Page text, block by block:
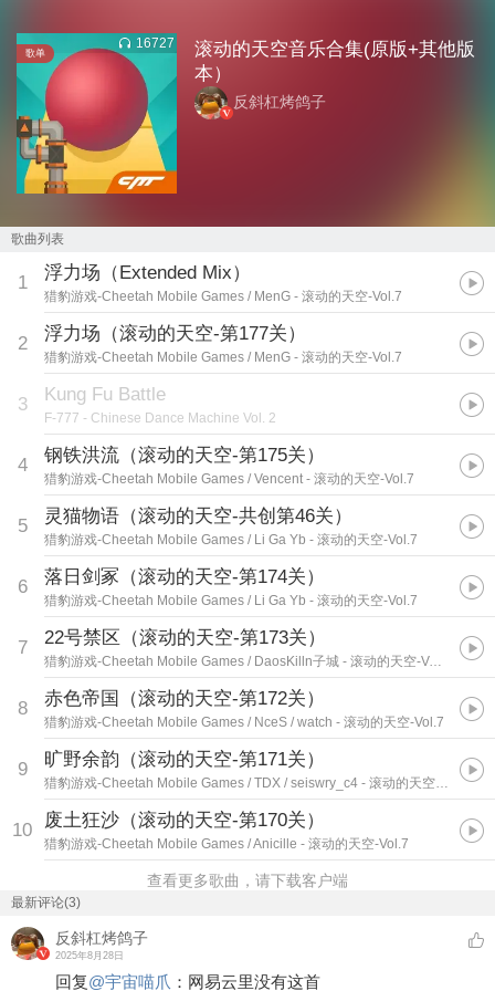
歌单
16727
滚动的天空音乐合集(原版+其他版
本）
反斜杠烤鸽子
歌曲列表
1 浮力场（Extended Mix）
猎豹游戏-Cheetah Mobile Games / MenG - 滚动的天空-Vol.7
2 浮力场（滚动的天空-第177关）
猎豹游戏-Cheetah Mobile Games / MenG - 滚动的天空-Vol.7
3 Kung Fu Battle
F-777 - Chinese Dance Machine Vol. 2
4 钢铁洪流（滚动的天空-第175关）
猎豹游戏-Cheetah Mobile Games / Vencent - 滚动的天空-Vol.7
5 灵猫物语（滚动的天空-共创第46关）
猎豹游戏-Cheetah Mobile Games / Li Ga Yb - 滚动的天空-Vol.7
6 落日剑冢（滚动的天空-第174关）
猎豹游戏-Cheetah Mobile Games / Li Ga Yb - 滚动的天空-Vol.7
7 22号禁区（滚动的天空-第173关）
猎豹游戏-Cheetah Mobile Games / DaosKilln子城 - 滚动的天空-Vol.7
8 赤色帝国（滚动的天空-第172关）
猎豹游戏-Cheetah Mobile Games / NceS / watch - 滚动的天空-Vol.7
9 旷野余韵（滚动的天空-第171关）
猎豹游戏-Cheetah Mobile Games / TDX / seiswry_c4 - 滚动的天空-Vol.7
10 废土狂沙（滚动的天空-第170关）
猎豹游戏-Cheetah Mobile Games / Anicille - 滚动的天空-Vol.7
查看更多歌曲，请下载客户端
最新评论(3)
反斜杠烤鸽子
2025年8月28日
回复@宇宙喵爪 ： 网易云里没有这首